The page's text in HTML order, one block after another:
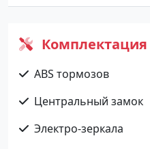
ABS тормозов
Центральный замок
Электро-зеркала